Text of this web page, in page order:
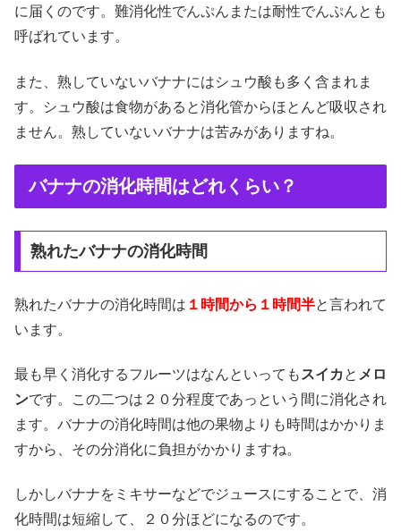
に届くのです。難消化性でんぷんまたは耐性でんぷんとも
呼ばれています。
また、熟していないバナナにはシュウ酸も多く含まれま
す。シュウ酸は食物があると消化管からほとんど吸収され
ません。熟していないバナナは苦みがありますね。
バナナの消化時間はどれくらい？
熟れたバナナの消化時間
熟れたバナナの消化時間は １時間から１時間半と言われて
います。
最も早く消化するフルーツはなんといっても スイカ と メロ
ンです。この二つは２０分程度であっという間に消化され
ます。バナナの消化時間は他の果物よりも時間はかかりま
すから、その分消化に負担がかかりますね。
しかしバナナをミキサーなどでジュースにすることで、消
化時間は短縮して、２０分ほどになるのです。